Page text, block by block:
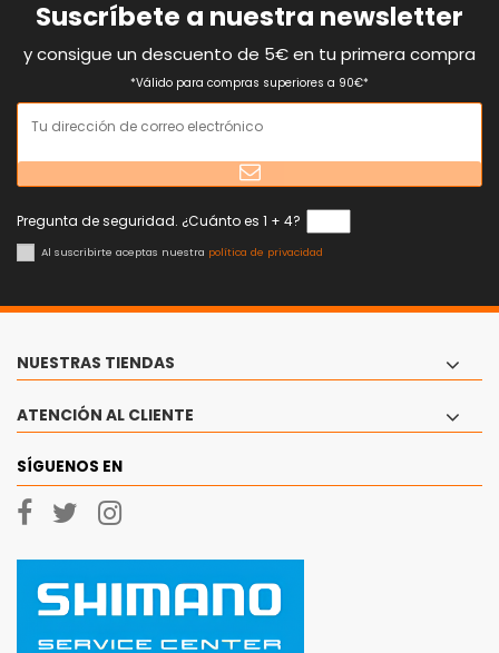
Suscríbete a nuestra newsletter
y consigue un descuento de 5€ en tu primera compra
*Válido para compras superiores a 90€*
Pregunta de seguridad. ¿Cuánto es 1 + 4?
Al suscribirte aceptas nuestra política de privacidad
NUESTRAS TIENDAS
ATENCIÓN AL CLIENTE
SÍGUENOS EN